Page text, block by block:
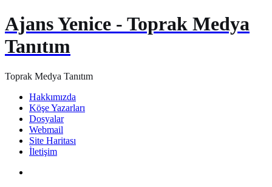
Ajans Yenice - Toprak Medya
Tanıtım
Toprak Medya Tanıtım
Hakkımızda
Köşe Yazarları
Dosyalar
Webmail
Site Haritası
İletişim